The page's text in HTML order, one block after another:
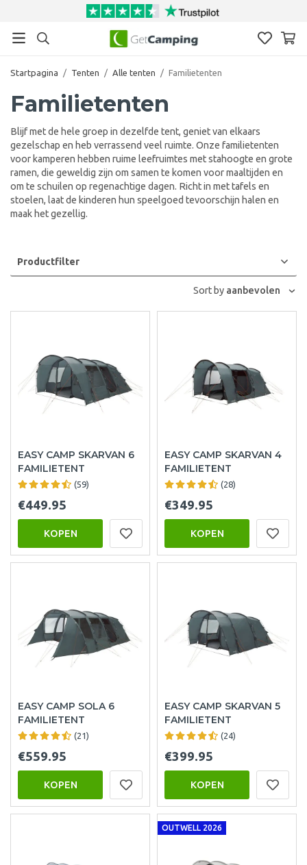
Startpagina / Tenten / Alle tenten / Familietenten
Familietenten
Blijf met de hele groep in dezelfde tent, geniet van elkaars
gezelschap en heb verrassend veel ruimte. Onze familietenten
voor kamperen hebben ruime leefruimtes met stahoogte en grote
ramen, die geweldig zijn om samen te komen voor maaltijden en
om te schuilen op regenachtige dagen. Richt in met tafels en
stoelen, laat de kinderen hun speelgoed tevoorschijn halen en
maak het gezellig.
Productfilter
Sort by aanbevolen
EASY CAMP SKARVAN 6
FAMILIETENT
(59)
€449.95
KOPEN
EASY CAMP SKARVAN 4
FAMILIETENT
(28)
€349.95
KOPEN
EASY CAMP SOLA 6
FAMILIETENT
(21)
€559.95
KOPEN
EASY CAMP SKARVAN 5
FAMILIETENT
(24)
€399.95
KOPEN
OUTWELL 2026